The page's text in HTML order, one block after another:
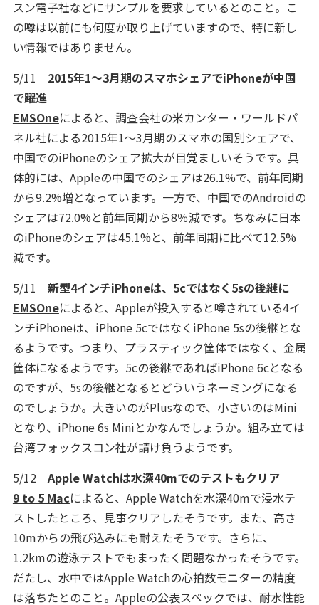
スン電子社などにサンプルを要求しているとのこと。こ
の噂は以前にも何度か取り上げていますので、特に新し
い情報ではありません。
5/11 2015年1～3月期のスマホシェアでiPhoneが中国
で躍進
EMSOneによると、調査会社の米カンター・ワールドパ
ネル社による2015年1～3月期のスマホの国別シェアで、
中国でのiPhoneのシェア拡大が目覚ましいそうです。具
体的には、Appleの中国でのシェアは26.1%で、前年同期
から9.2%増となっています。一方で、中国でのAndroidの
シェアは72.0%と前年同期から8％減です。ちなみに日本
のiPhoneのシェアは45.1%と、前年同期に比べて12.5%
減です。
5/11 新型4インチiPhoneは、5cではなく5sの後継に
EMSOneによると、Appleが投入すると噂されている4イ
ンチiPhoneは、iPhone 5cではなくiPhone 5sの後継とな
るようです。つまり、プラスティック筐体ではなく、金属
筐体になるようです。5cの後継であればiPhone 6cとなる
のですが、5sの後継となるとどういうネーミングになる
のでしょうか。大きいのがPlusなので、小さいのはMini
となり、iPhone 6s Miniとかなんでしょうか。組み立ては
台湾フォックスコン社が請け負うようです。
5/12Apple Watchは水深40mでのテストもクリア
9 to 5 Macによると、Apple Watchを水深40mで浸水テ
ストしたところ、見事クリアしたそうです。また、高さ
10mからの飛び込みにも耐えたそうです。さらに、
1.2kmの遊泳テストでもまったく問題なかったそうです。
だたし、水中ではApple Watchの心拍数モニターの精度
は落ちたとのこと。Appleの公表スペックでは、耐水性能